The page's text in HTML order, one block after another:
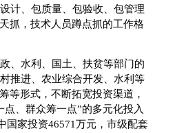
计、包质量、包验收、包管理
抓，技术人员蹲点抓的工作格
水利、国土、扶贫等部门的
推进、农业综合开发、水利等
等形式，不断拓宽投资渠道，
、群众筹一点”的多元化投入
国家投资46571万元，市级配套